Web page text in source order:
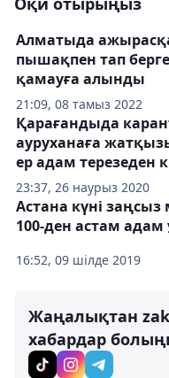
21:09, 08 тамыз 2022
Алматыда
пышақпен тап
қамауға алынды
23:37, 26 наурыз 2020
Қарағандыда
ауруханаға
ер адам терезеден
16:52, 09 шілде 2019
Астана күні
100-ден астам адам
Жаңалықтан
хабардар